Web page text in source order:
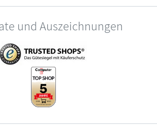
und Auszeichnungen